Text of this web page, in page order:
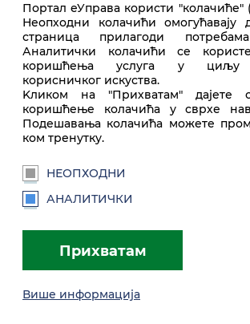
Врх стране
Услови коришћења
Портал еУправа користи "колачиће"
Неопходни колачићи омогућавају
страница прилагоди
Аналитички колачићи се
коришћења услуга у циљу
корисничког искуства.
Kликом на "Прихватам" дајете
коришћење колачића у сврхе
Подешавања колачића можете
ком тренутку.
НЕОПХОДНИ
АНАЛИТИЧКИ
Прихватам
Више информација